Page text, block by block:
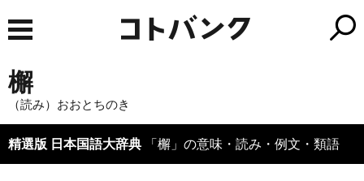
檞
（読み）おおとちのき
精選版 日本国語大辞典 「檞」の意味・読み・例文・類語